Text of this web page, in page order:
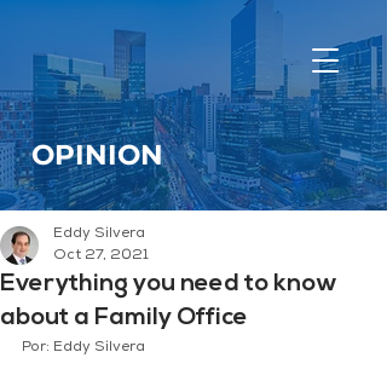
OPINION
Everything you need to know
about a Family Office
Eddy Silvera
Oct 27, 2021
Por: Eddy Silvera